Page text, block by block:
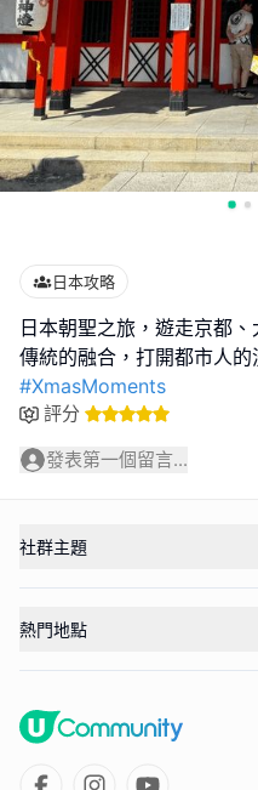
日本攻略
日本朝聖之旅，遊走京都
#XmasMoments
評分
發表第一個留言...
社群主題
熱門地點